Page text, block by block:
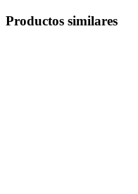
Productos similares